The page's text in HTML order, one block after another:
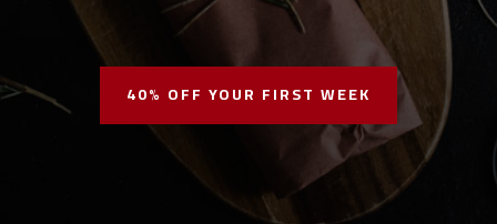
40% OFF YOUR FIRST WEEK